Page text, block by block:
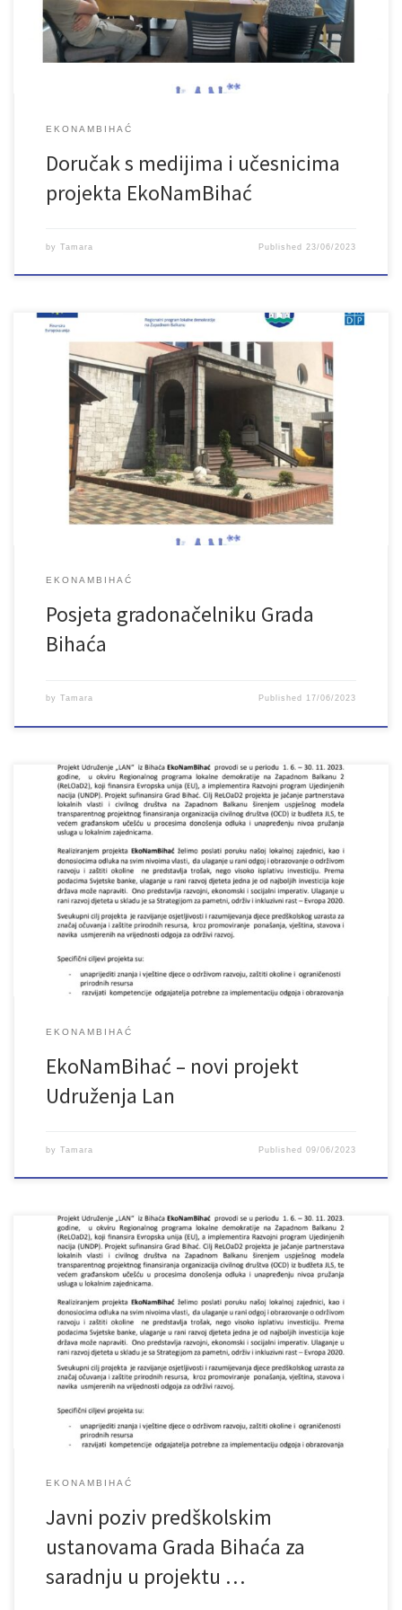
ustanove Filii i Pinokio. Projekt se provodi u okviru Regionalnog
programa lokalne demokratije na Zapadnom […]
EKONAMBIHAĆ
Doručak s medijima i učesnicima
projekta EkoNamBihać
by Tamara Published 23/06/2023
Članice Udruženja Lan posjetile su gradonačelnika Grada Bihaća
Elvedina Sedića i tom prilikom mu predstavile projekt
EkoNamBihać koji se provodi u okviru Regionalnog programa
lokalne demokratije na Zapadnom Balkanu 2 (ReLOaD2) koji
finansira Evropska unija (EU), a implementira Razvojni program
Ujedinjenih nacija (UNDP). Projekt sufinansira Grad Bihać.
Gradonačelnik je podržao […]
EKONAMBIHAĆ
Posjeta gradonačelniku Grada
Bihaća
by Tamara Published 17/06/2023
Projekt Udruženje „LAN“ iz Bihaća EkoNamBihać provodi se u
periodu 1. 6. – 30. 11. 2023. godine, u okviru Regionalnog
programa lokalne demokratije na Zapadnom Balkanu 2
(ReLOaD2), koji finansira Evropska unija (EU), a implementira
Razvojni program Ujedinjenih nacija (UNDP). Projekt sufinansira
Grad Bihać. Cilj ReLOaD2 projekta je jačanje partnerstava […]
EKONAMBIHAĆ
EkoNamBihać – novi projekt
Udruženja Lan
by Tamara Published09/06/2023
O projektu: Udruženje „LAN“ iz Bihaća u periodu 1. 6. – 30. 11.
2023. godine implementira projekt EkoNamBihać koji se provodi u
okviru Regionalnog programa lokalne demokratije na Zapadnom
Balkanu 2 (ReLOaD2), koji finansira Evropska unija (EU), a
implementira Razvojni program Ujedinjenih nacija (UNDP). Projekt
sufinansira Grad Bihać. Cilj ReLOaD2 […]
EKONAMBIHAĆ
Javni poziv predškolskim
ustanovama Grada Bihaća za
saradnju u projektu …